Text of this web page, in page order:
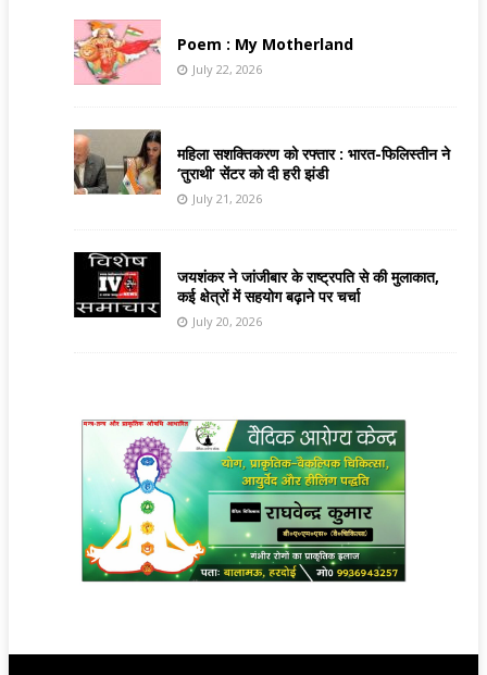
Poem : My Motherland
July 22, 2026
महिला सशक्तिकरण को रफ्तार : भारत-फिलिस्तीन ने
‘तुराथी’ सेंटर को दी हरी झंडी
July 21, 2026
जयशंकर ने जांजीबार के राष्ट्रपति से की मुलाकात,
कई क्षेत्रों में सहयोग बढ़ाने पर चर्चा
July 20, 2026